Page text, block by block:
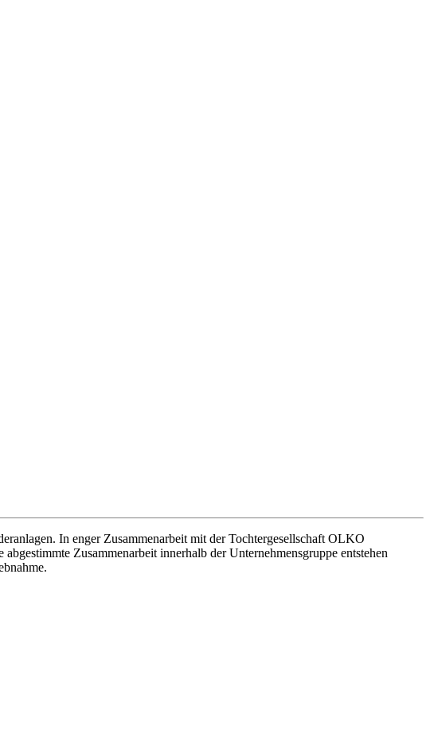
In enger Zusammenarbeit mit der Tochtergesellschaft OLKO
Zusammenarbeit innerhalb der Unternehmensgruppe entstehen